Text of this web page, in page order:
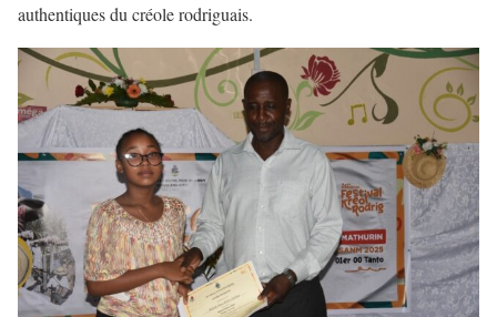
authentiques du créole rodriguais.